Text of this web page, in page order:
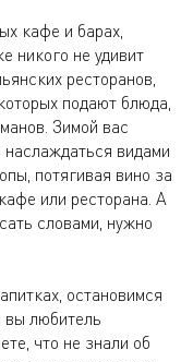
кафе и барах,
никого не удивит
ресторанов,
подают блюда,
Зимой вас
видами
потягивая вино за
или ресторана. А
словами, нужно
остановимся
вы любитель
что не знали об